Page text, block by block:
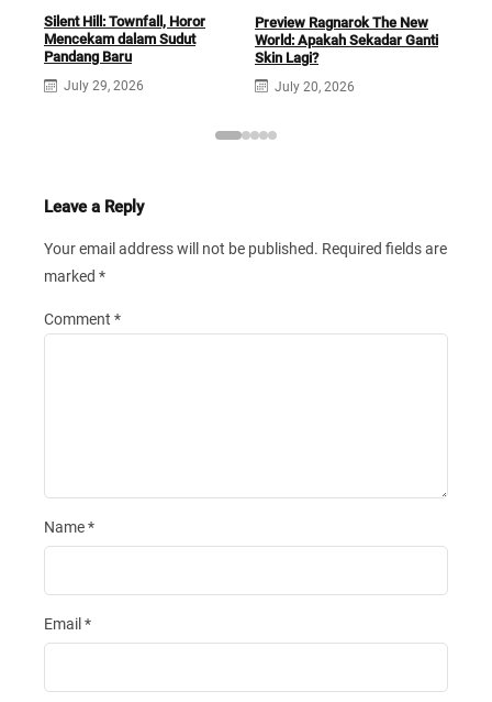
Silent Hill: Townfall, Horor
Mencekam dalam Sudut
Pandang Baru
July 29, 2026
Preview Ragnarok The New
World: Apakah Sekadar Ganti
Skin Lagi?
July 20, 2026
Leave a Reply
Your email address will not be published. Required fields are
marked *
Comment *
Name*
Email *